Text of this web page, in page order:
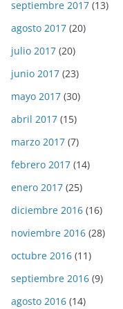
septiembre 2017 (13)
agosto 2017 (20)
julio 2017 (20)
junio 2017 (23)
mayo 2017 (30)
abril 2017 (15)
marzo 2017 (7)
febrero 2017 (14)
enero 2017 (25)
diciembre 2016 (16)
noviembre 2016 (28)
octubre 2016 (11)
septiembre 2016 (9)
agosto 2016 (14)